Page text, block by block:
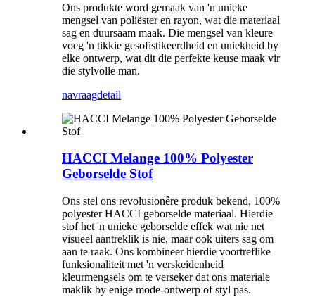
Ons produkte word gemaak van 'n unieke
mengsel van poliëster en rayon, wat die materiaal
sag en duursaam maak. Die mengsel van kleure
voeg 'n tikkie gesofistikeerdheid en uniekheid by
elke ontwerp, wat dit die perfekte keuse maak vir
die stylvolle man.
navraagdetail
HACCI Melange 100% Polyester
Geborselde Stof
Ons stel ons revolusionêre produk bekend, 100%
polyester HACCI geborselde materiaal. Hierdie
stof het 'n unieke geborselde effek wat nie net
visueel aantreklik is nie, maar ook uiters sag om
aan te raak. Ons kombineer hierdie voortreflike
funksionaliteit met 'n verskeidenheid
kleurmengsels om te verseker dat ons materiale
maklik by enige mode-ontwerp of styl pas.